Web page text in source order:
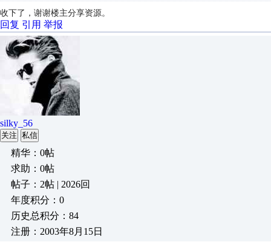
收下了， 谢谢楼主分享资源。
回复 引用 举报
silky_56
关注 私信
精华：0帖
求助：0帖
帖子：2帖 | 2026回
年度积分：0
历史总积分：84
注册：2003年8月15日